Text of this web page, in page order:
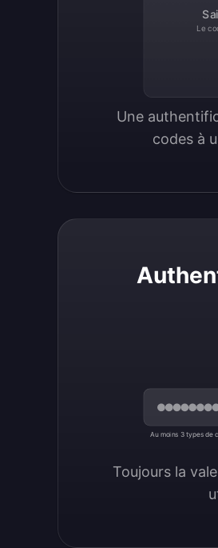
Le
Une
codes à
Au moins 3 types de
Toujours la